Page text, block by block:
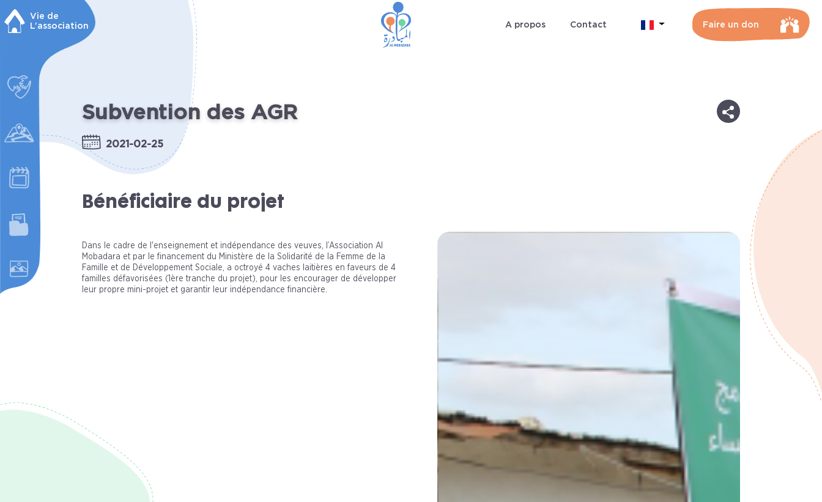
Vie de
L’association
A propos Contact Faire un don
Subvention des AGR
2021-02-25
Bénéficiaire du projet
Dans le cadre de l'enseignement et indépendance des veuves, l’Association Al
Mobadara et par le financement du Ministère de la Solidarité de la Femme de la
Famille et de Développement Sociale, a octroyé 4 vaches laitières en faveurs de 4
familles défavorisées (1ère tranche du projet), pour les encourager de développer
leur propre mini-projet et garantir leur indépendance financière.